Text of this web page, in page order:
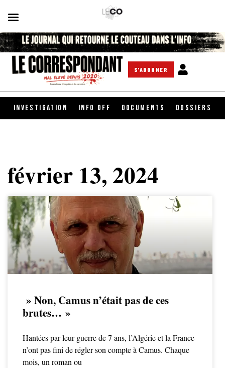
S'ABONNER
INVESTIGATION INFO OFF DOCUMENTS DOSSIERS
février 13, 2024
» Non, Camus n’était pas de ces
brutes… »
Hantées par leur guerre de 7 ans, l’Algérie et la France
n’ont pas fini de régler son compte à Camus. Chaque
mois, un roman ou